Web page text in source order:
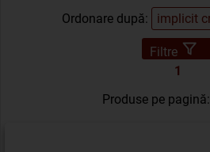
Ordonare după:
Filtre
1
Produse pe pagină: